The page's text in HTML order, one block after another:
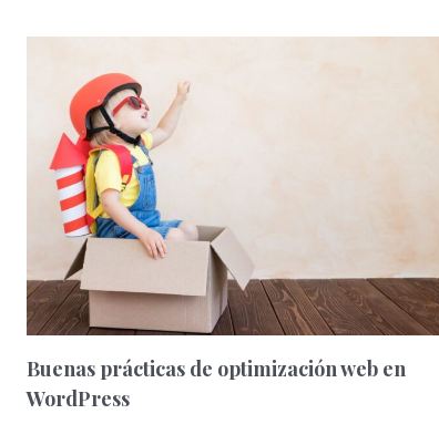
Buenas prácticas de optimización web en
WordPress